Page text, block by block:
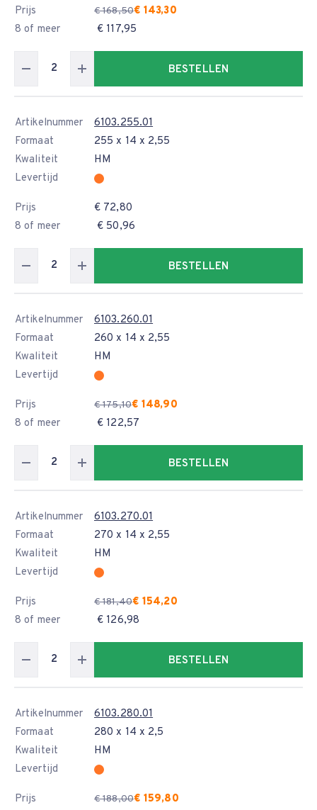
Prijs € 168,50€ 143,30
8 of meer
€ 117,95
BESTELLEN
Artikelnummer
6103.255.01
Formaat
255 x 14 x 2,55
Kwaliteit
HM
Levertijd
Prijs
€ 72,80
8 of meer
€ 50,96
BESTELLEN
Artikelnummer
6103.260.01
Formaat
260 x 14 x 2,55
Kwaliteit
HM
Levertijd
Prijs € 175,10€ 148,90
8 of meer
€ 122,57
BESTELLEN
Artikelnummer
6103.270.01
Formaat
270 x 14 x 2,55
Kwaliteit
HM
Levertijd
Prijs € 181,40€ 154,20
8 of meer
€ 126,98
BESTELLEN
Artikelnummer
6103.280.01
Formaat
280 x 14 x 2,5
Kwaliteit
HM
Levertijd
Prijs € 188,00€ 159,80